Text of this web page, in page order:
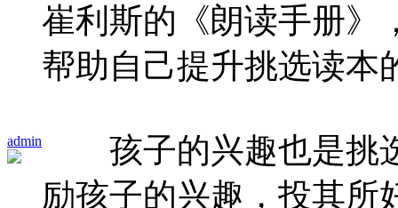
admin
崔利斯的《朗读手册》
帮助自己提升挑选读本
孩子的兴趣也是挑
励孩子的兴趣，投其所